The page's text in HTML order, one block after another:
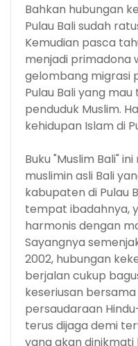
Bahkan hubungan
Pulau Bali sudah
Kemudian pasca
menjadi primadona
gelombang migrasi
Pulau Bali yang
penduduk Muslim.
kehidupan Islam di
Buku "Muslim Bali"
muslimin asli Bali
kabupaten di Pulau
tempat ibadahnya,
harmonis dengan
Sayangnya
2002, hubungan
berjalan cukup
keseriusan
persaudaraan
terus dijaga demi
yang akan dinikmati